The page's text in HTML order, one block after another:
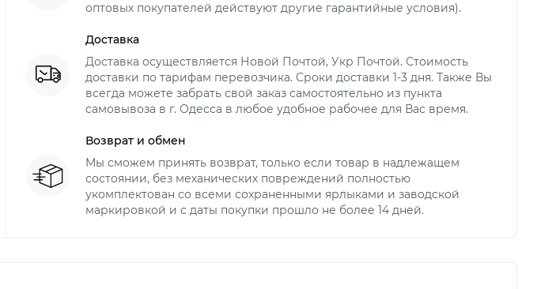
оптовых покупателей действуют другие гарантийные условия).
Доставка
Доставка осуществляется Новой Почтой, Укр Почтой. Стоимость
доставки по тарифам перевозчика. Сроки доставки 1-3 дня. Также Вы
всегда можете забрать свой заказ самостоятельно из пункта
самовывоза в г. Одесса в любое удобное рабочее для Вас время.
Возврат и обмен
Мы сможем принять возврат, только если товар в надлежащем
состоянии, без механических повреждений полностью
укомплектован со всеми сохраненными ярлыками и заводской
маркировкой и с даты покупки прошло не более 14 дней.